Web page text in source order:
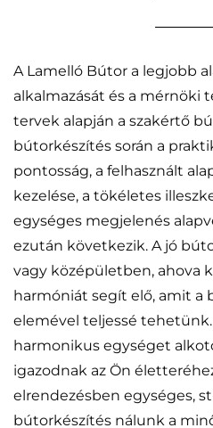
A Lamelló Bútor a legjobb
alkalmazását és a mérnöki
tervek alapján a szakértő
bútorkészítés során a
pontosság, a felhasznált
kezelése, a tökéletes
egységes megjelenés
ezután következik. A jó
vagy középületben, ahova
harmóniát segít elő, amit a
elemével teljessé
harmonikus egységet
igazodnak az Ön
elrendezésben egységes,
bútorkészítés nálunk a